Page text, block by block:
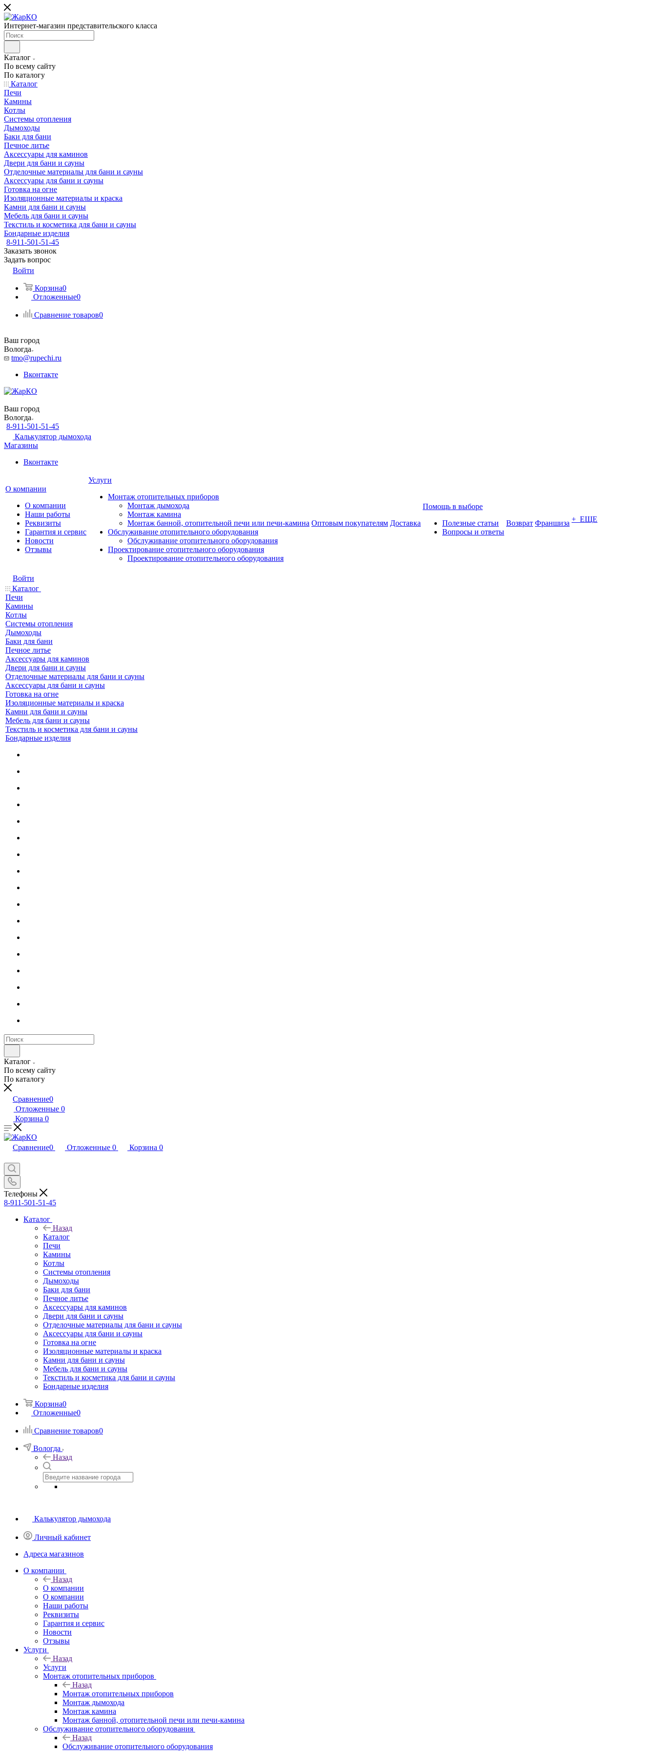
Интернет-магазин представительского класса
Каталог
По всему сайту
По каталогу
Каталог
Печи
Камины
Котлы
Системы отопления
Дымоходы
Баки для бани
Печное литье
Аксессуары для каминов
Двери для бани и сауны
Отделочные материалы для бани и сауны
Аксессуары для бани и сауны
Готовка на огне
Изоляционные материалы и краска
Камни для бани и сауны
Мебель для бани и сауны
Текстиль и косметика для бани и сауны
Бондарные изделия
8-911-501-51-45
Заказать звонок
Задать вопрос
Войти
Корзина0
Отложенные0
Сравнение товаров0
Ваш город
Вологда
tmo@rupechi.ru
Вконтакте
Ваш город
Вологда
8-911-501-51-45
Калькулятор дымохода
Магазины
Вконтакте
О компании
О компании
Наши работы
Реквизиты
Гарантия и сервис
Новости
Отзывы
Услуги
Монтаж отопительных приборов
Монтаж дымохода
Монтаж камина
Монтаж банной, отопительной печи или печи-камина
Обслуживание отопительного оборудования
Обслуживание отопительного оборудования
Проектирование отопительного оборудования
Проектирование отопительного оборудования
Оптовым покупателям Доставка
Помощь в выборе
Полезные статьи
Вопросы и ответы
Возврат Франшиза + ЕЩЕ
Войти
Каталог
Печи
Камины
Котлы
Системы отопления
Дымоходы
Баки для бани
Печное литье
Аксессуары для каминов
Двери для бани и сауны
Отделочные материалы для бани и сауны
Аксессуары для бани и сауны
Готовка на огне
Изоляционные материалы и краска
Камни для бани и сауны
Мебель для бани и сауны
Текстиль и косметика для бани и сауны
Бондарные изделия
Каталог
По всему сайту
По каталогу
Сравнение0
Отложенные 0
Корзина 0
Сравнение0 Отложенные 0 Корзина 0
Телефоны
8-911-501-51-45
Каталог
Назад
Каталог
Печи
Камины
Котлы
Системы отопления
Дымоходы
Баки для бани
Печное литье
Аксессуары для каминов
Двери для бани и сауны
Отделочные материалы для бани и сауны
Аксессуары для бани и сауны
Готовка на огне
Изоляционные материалы и краска
Камни для бани и сауны
Мебель для бани и сауны
Текстиль и косметика для бани и сауны
Бондарные изделия
Корзина0
Отложенные0
Сравнение товаров0
Вологда
Назад
Калькулятор дымохода
Личный кабинет
Адреса магазинов
O компании
Назад
O компании
О компании
Наши работы
Реквизиты
Гарантия и сервис
Новости
Отзывы
Услуги
Назад
Услуги
Монтаж отопительных приборов
Назад
Монтаж отопительных приборов
Монтаж дымохода
Монтаж камина
Монтаж банной, отопительной печи или печи-камина
Обслуживание отопительного оборудования
Назад
Обслуживание отопительного оборудования